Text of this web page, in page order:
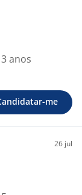
anos
me
26 jul